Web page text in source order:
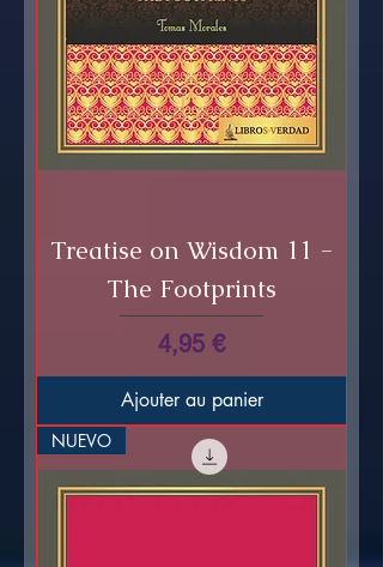
Treatise on Wisdom 11 -
The Footprints
Prix
4,95 €
Ajouter au panier
NUEVO